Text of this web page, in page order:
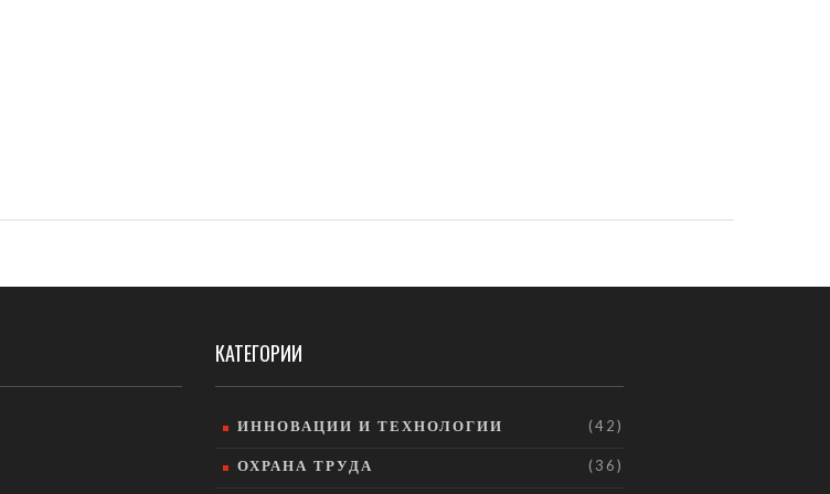
КАТЕГОРИИ
ИННОВАЦИИ И ТЕХНОЛОГИИ (42)
ОХРАНА ТРУДА (36)